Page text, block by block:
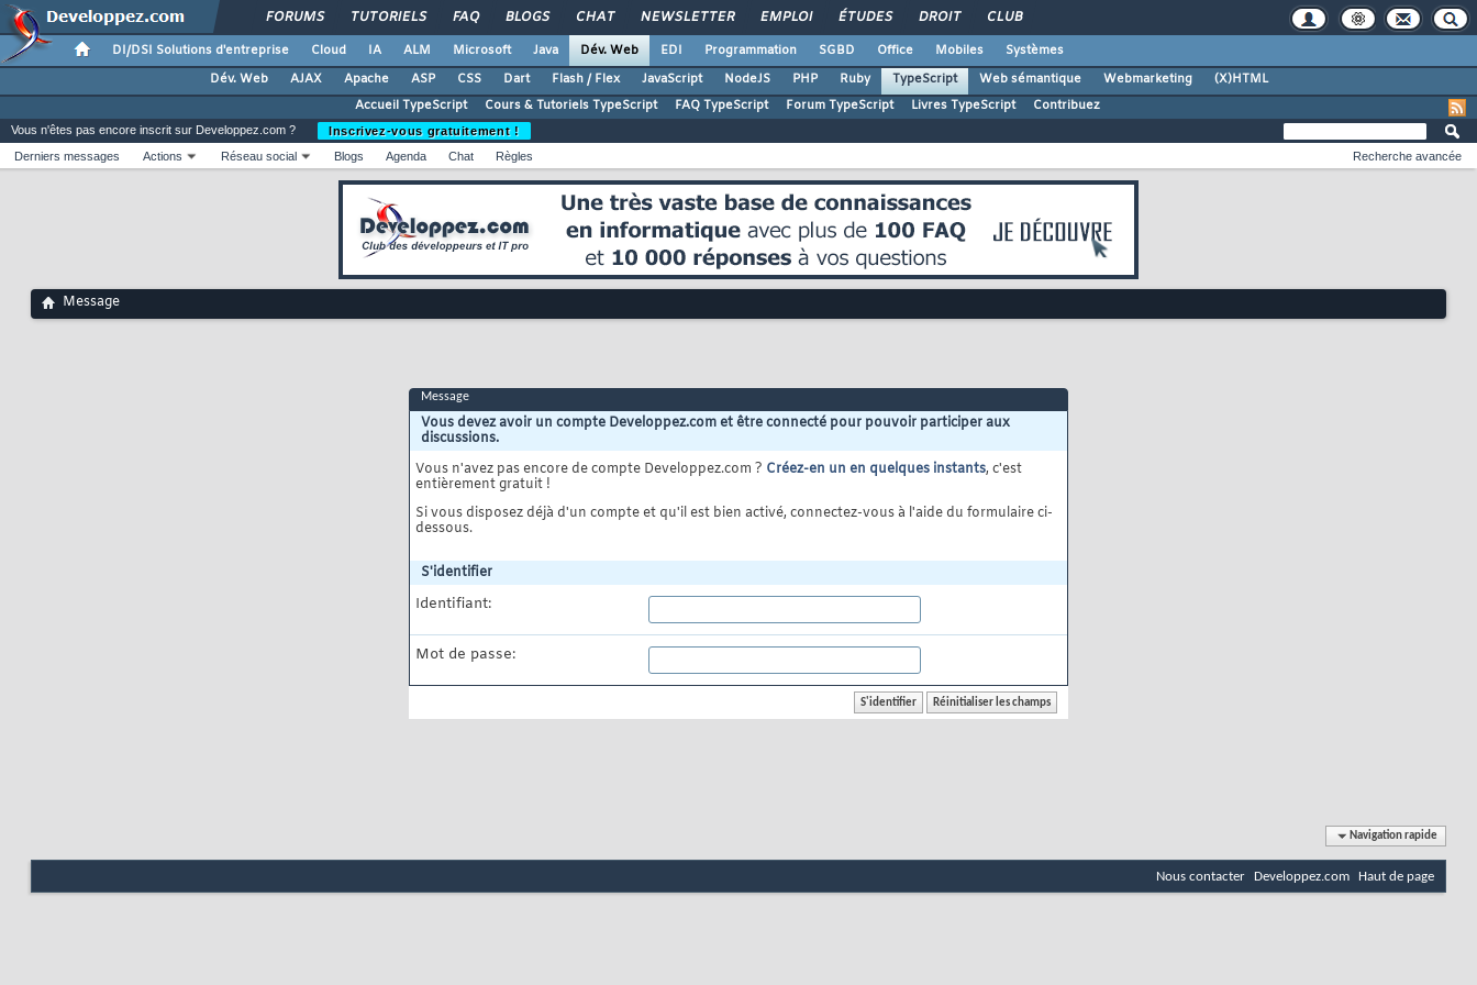
FORUMS TUTORIELS FAQ BLOGS CHAT NEWSLETTER EMPLOI ÉTUDES DROIT CLUB
DI/DSI Solutions d'entreprise Cloud IA ALM Microsoft Java Dév. Web EDI Programmation SGBD Office Mobiles
Systèmes
Dév. Web
AJAX Apache ASP CSS Dart Flash / Flex JavaScript NodeJS PHP Ruby TypeScript Web sémantique Webmarketing
(X)HTML
Accueil TypeScript
Cours & Tutoriels TypeScript FAQ TypeScript Forum TypeScript Livres TypeScript Contribuez
Vous n'êtes pas encore inscrit sur Developpez.com ?
Inscrivez-vous gratuitement !
Derniers messages
Actions Réseau social Blogs Agenda Chat Règles Recherche avancée
Message
Message
Vous devez avoir un compte Developpez.com et être connecté pour pouvoir participer aux
discussions.
Vous n'avez pas encore de compte Developpez.com ? Créez-en un en quelques instants, c'est
entièrement gratuit !
Si vous disposez déjà d'un compte et qu'il est bien activé, connectez-vous à l'aide du formulaire ci-
dessous.
S'identifier
Identifiant:
Mot de passe:
Navigation rapide
Nous contacter Developpez.com Haut de page